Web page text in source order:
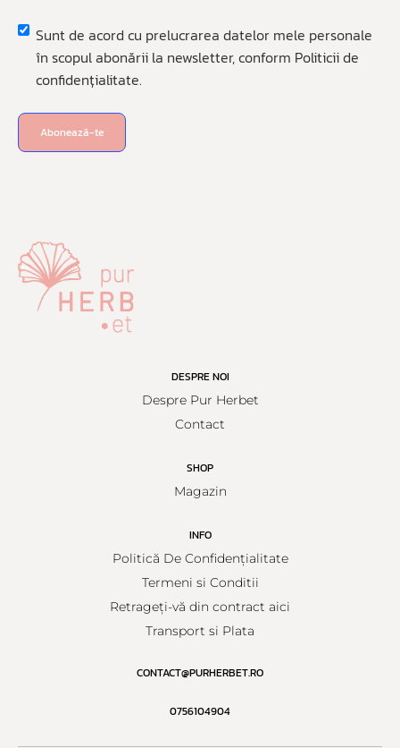
Privacy *
Sunt de acord cu prelucrarea datelor mele personale
în scopul abonării la newsletter, conform Politicii de
confidențialitate.
Abonează-te
DESPRE NOI
Despre Pur Herbet
Contact
SHOP
Magazin
INFO
Politică De Confidențialitate
Termeni si Conditii
Retrageți-vă din contract aici
Transport si Plata
CONTACT@PURHERBET.RO
0756104904